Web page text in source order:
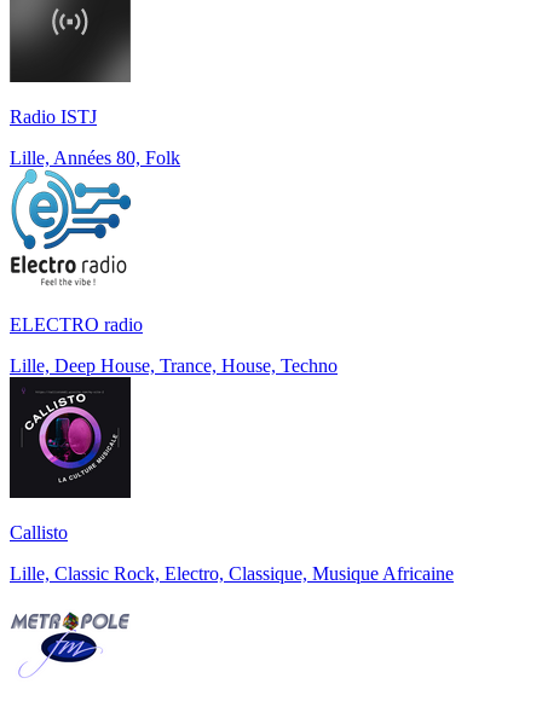
Radio ISTJ
Lille, Années 80, Folk
ELECTRO radio
Lille, Deep House, Trance, House, Techno
Callisto
Lille, Classic Rock, Electro, Classique, Musique Africaine